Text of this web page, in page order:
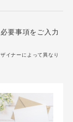
要事項をご入力
イナーによって異なり